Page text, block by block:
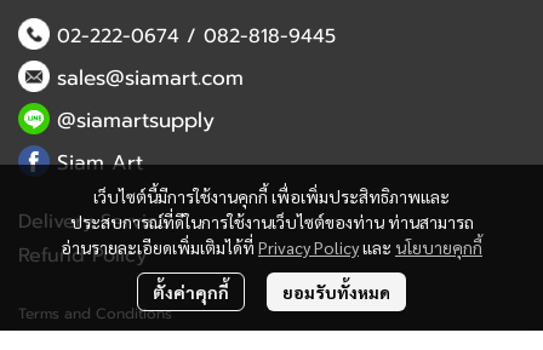
เว็บไซต์นี้มีการใช้งานคุกกี้ เพื่อเพิ่มประสิทธิภาพและ
ประสบการณ์ที่ดีในการใช้งานเว็บไซต์ของท่าน ท่านสามารถ
อ่านรายละเอียดเพิ่มเติมได้ที่ Privacy Policyและ นโยบายคุกกี้
ตั้งค่าคุกกี้ ยอมรับทั้งหมด
02-222-0674/ 082-818-9445
sales@siamart.com
@siamartsupply
Siam Art
Delivery Service
Refund Policy
Terms and Conditions